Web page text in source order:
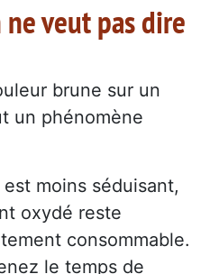
veut pas dire
brune sur un
un phénomène
moins séduisant,
oxydé reste
consommable.
le temps de